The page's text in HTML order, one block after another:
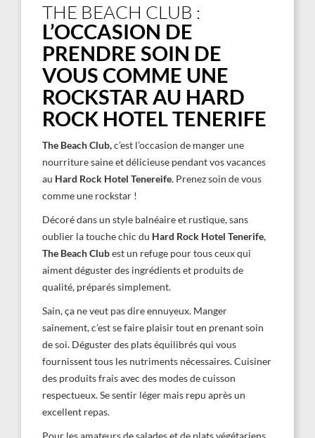
THE BEACH CLUB :
L’OCCASION DE
PRENDRE SOIN DE
VOUS COMME UNE
ROCKSTAR AU HARD
ROCK HOTEL TENERIFE
The Beach Club,c’est l’occasion de manger une
nourriture saine et délicieuse pendant vos vacances
au Hard Rock Hotel Tenereife. Prenez soin de vous
comme une rockstar !
Décoré dans un style balnéaire et rustique, sans
oublier la touche chic du Hard Rock Hotel Tenerife,
The Beach Clubest un refuge pour tous ceux qui
aiment déguster des ingrédients et produits de
qualité, préparés simplement.
Sain, ça ne veut pas dire ennuyeux. Manger
sainement, c’est se faire plaisir tout en prenant soin
de soi. Déguster des plats équilibrés qui vous
fournissent tous les nutriments nécessaires. Cuisiner
des produits frais avec des modes de cuisson
respectueux. Se sentir léger mais repu après un
excellent repas.